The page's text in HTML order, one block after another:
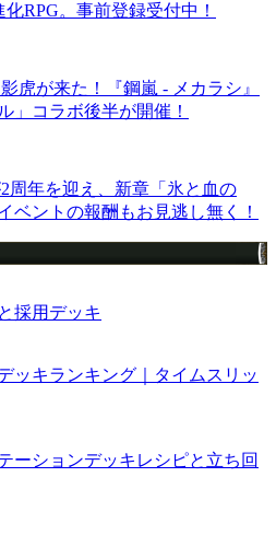
RPG。事前登録受付中！
虎が来た！『鋼嵐 - メカラシ』
」コラボ後半が開催！
周年を迎え、新章「氷と血の
ベントの報酬もお見逃し無く！
採用デッキ
ッキランキング｜タイムスリッ
ーションデッキレシピと立ち回